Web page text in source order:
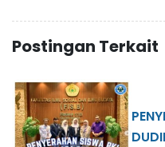
Postingan Terkait